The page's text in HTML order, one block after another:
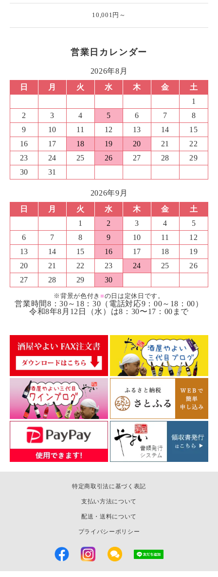
10,001円～
営業日カレンダー
2026年8月
日
月 火 水 木 金
土
1
2
3 4 5 6 7
8
9
10 11 12 13 14
15
16
17 18 19 20 21
22
23
24 25 26 27 28
29
30
31
2026年9月
日
月 火 水 木 金
土
1
2 3 4
5
6
7 8 9 10 11
12
13
14 15 16 17 18
19
20
21 22 23 24 25
26
27
28 29 30
※背景が色付き ■の日は定休日です。
営業時間8：30～18：30（電話対応9：00～18：00）
令和8年8月12日（水）は8：30〜17：00まで
特定商取引法に基づく表記
支払い方法について
配送・送料について
プライバシーポリシー